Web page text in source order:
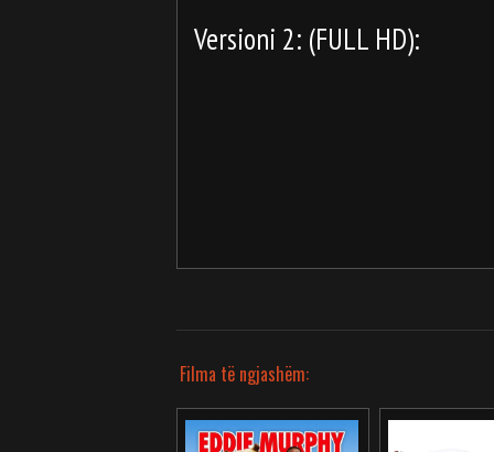
Versioni 2: (FULL HD):
Filma të ngjashëm: